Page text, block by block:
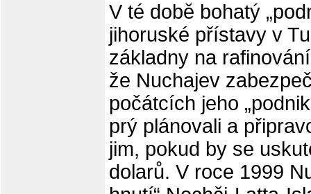
V té době bohatý
jihoruské přístavy v
základny na
že Nuchajev
počátcích jeho
prý plánovali a
jim, pokud by se
dolarů. V roce 1999